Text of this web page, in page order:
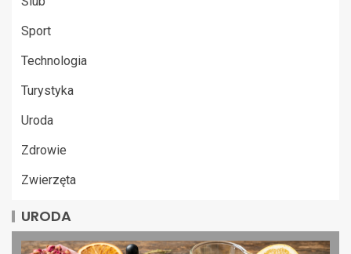
Sport
Technologia
Turystyka
Uroda
Zdrowie
Zwierzęta
URODA